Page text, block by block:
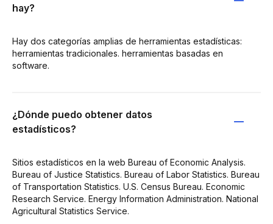
hay?
Hay dos categorías amplias de herramientas estadísticas:
herramientas tradicionales. herramientas basadas en
software.
¿Dónde puedo obtener datos
estadísticos?
Sitios estadísticos en la web Bureau of Economic Analysis.
Bureau of Justice Statistics. Bureau of Labor Statistics. Bureau
of Transportation Statistics. U.S. Census Bureau. Economic
Research Service. Energy Information Administration. National
Agricultural Statistics Service.